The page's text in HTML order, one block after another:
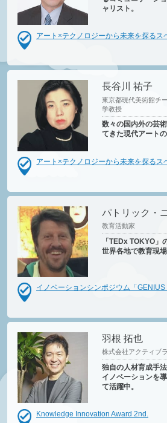
ャリスト。
アート×テクノロジーから未来を探るス
長谷川 祐子
東京都現代美術館チ
学教授
数々の国内外の芸
てきた現代アート
アート×テクノロジーから未来を探るス
パトリック・
教育活動家
「TEDx TOKYO」
世界各地で教育現
イノベーションシンポジウム「GENIUS
羽根 拓也
株式会社アクティブ
独自の人材育成手
イノベーションを
て活躍中。
Knowledge Innovation Award 2nd.